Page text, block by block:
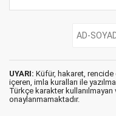
UYARI: Küfür, hakaret, rencide
içeren, imla kuralları ile
Türkçe karakter kullanılmayan
onaylanmamaktadır.